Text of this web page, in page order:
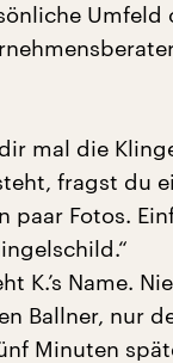
Umfeld
mal die
fragst du
paar Fotos.
K.’s Name.
Ballner, nur
Minuten